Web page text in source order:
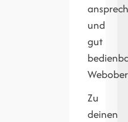
und
gut
Zu
deinen